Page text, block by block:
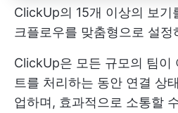
ClickUp의 15개 이상의 보기
크플로우를 맞춤형으로 설정
ClickUp은 모든 규모의 팀이
트를 처리하는 동안 연결 상
업하며, 효과적으로 소통할